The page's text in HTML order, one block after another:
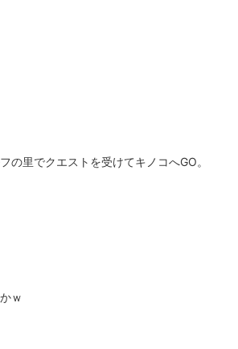
の里でクエストを受けてキノコへGO。
ｗ